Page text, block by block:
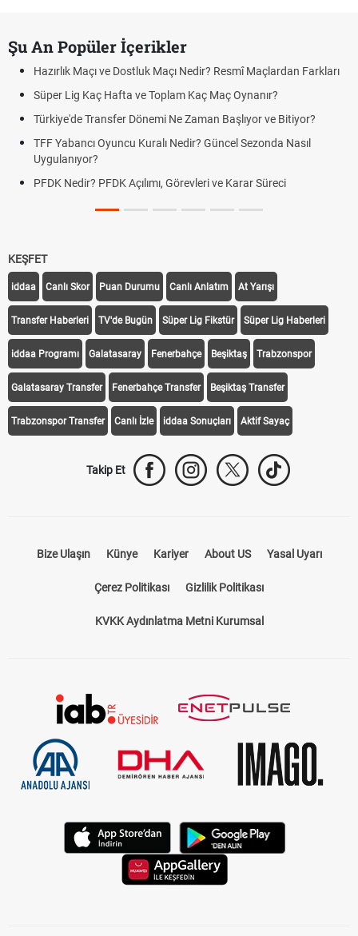
Şu An Popüler İçerikler
Hazırlık Maçı ve Dostluk Maçı Nedir? Resmî Maçlardan Farkları
Süper Lig Kaç Hafta ve Toplam Kaç Maç Oynanır?
Türkiye'de Transfer Dönemi Ne Zaman Başlıyor ve Bitiyor?
TFF Yabancı Oyuncu Kuralı Nedir? Güncel Sezonda Nasıl
Uygulanıyor?
PFDK Nedir? PFDK Açılımı, Görevleri ve Karar Süreci
KEŞFET
iddaa Canlı Skor Puan Durumu Canlı Anlatım At Yarışı
Transfer Haberleri TV'de Bugün Süper Lig Fikstür Süper Lig Haberleri
iddaa Programı Galatasaray Fenerbahçe Beşiktaş Trabzonspor
Galatasaray Transfer Fenerbahçe Transfer Beşiktaş Transfer
Trabzonspor Transfer Canlı İzle iddaa Sonuçları Aktif Sayaç
Takip Et
Bize Ulaşın Künye Kariyer About US Yasal Uyarı
Çerez Politikası Gizlilik Politikası
KVKK Aydınlatma Metni Kurumsal